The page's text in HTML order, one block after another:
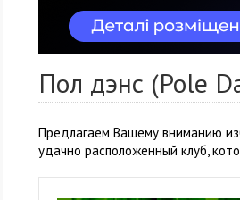
Пол дэнс (Pole
Предлагаем Вашему вниманию
удачно расположенный клуб,